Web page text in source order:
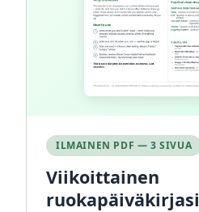
ILMAINEN PDF — 3 SIVUA
Viikoittainen
ruokapäiväkirjasi